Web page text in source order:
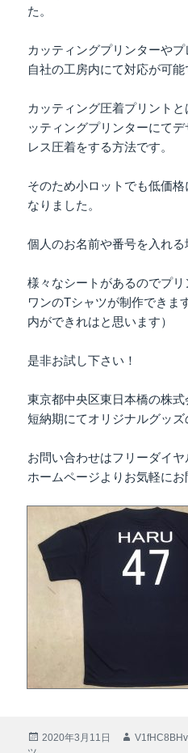
た。
カッティングプリンターや
自社の工房内にて対応が可能
カッティング圧着プリント
ッティングプリンターにて
レス圧着をする方法です。
そのため小ロットでも低価
なりました。
個人のお名前や番号を入れる
様々なシートがあるのでプ
ワンのTシャツが制作できま
内ができれはと思います）
是非お試し下さい！
東京都中央区東日本橋の株式
短納期にてオリジナルグッズ
お問い合わせはフリーダイ
ホームページよりお気軽にお
投
2020年3月11日
作